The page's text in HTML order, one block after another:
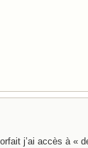
j’ai accès à «